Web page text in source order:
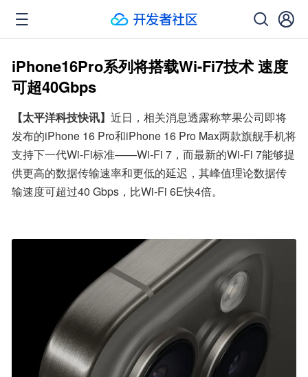
iPhone16Pro系列将搭载Wi-Fi7技术 速度
可超40Gbps
【太平洋科技快讯】 近日，相关消息透露称苹果公司即将
发布的iPhone 16 Pro和iPhone 16 Pro Max两款旗舰手机将
支持下一代Wi-Fi标准——Wi-Fi 7，而最新的Wi-Fi 7能够提
供更高的数据传输速率和更低的延迟，其峰值理论数据传
输速度可超过40 Gbps，比Wi-Fi 6E快4倍。